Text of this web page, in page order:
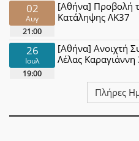
02
Αυγ
21:00
[Αθήνα] Προβολή
Κατάληψης ΛΚ37
26
Ιουλ
19:00
[Αθήνα] Ανοιχτή
Λέλας Καραγιάννη
Πλήρες